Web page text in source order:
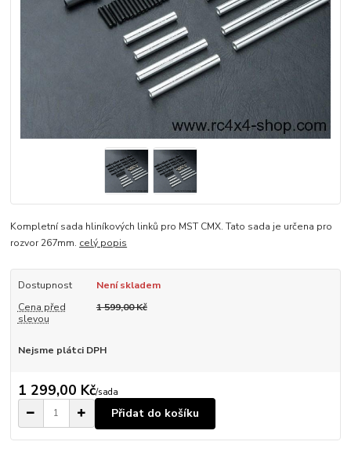
Kompletní sada hliníkových linků pro MST CMX. Tato sada je určena pro
rozvor 267mm. celý popis
Dostupnost
Není skladem
Cena před
slevou
1 599,00 Kč
Nejsme plátci DPH
1 299,00 Kč/sada
Přidat do košíku